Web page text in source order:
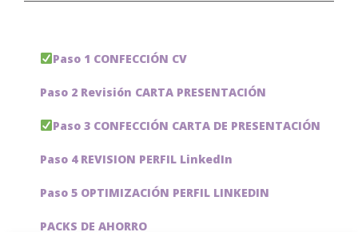
Paso 1 CONFECCIÓN CV
Paso 2 Revisión CARTA PRESENTACIÓN
Paso 3 CONFECCIÓN CARTA DE PRESENTACIÓN
Paso 4 REVISION PERFIL LinkedIn
Paso 5 OPTIMIZACIÓN PERFIL LINKEDIN
PACKS DE AHORRO